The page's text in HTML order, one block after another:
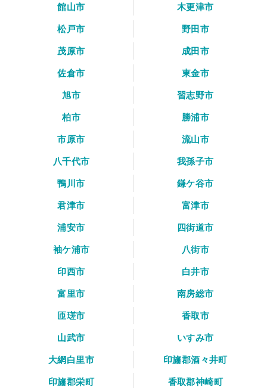
館山市
木更津市
松戸市
野田市
茂原市
成田市
佐倉市
東金市
旭市
習志野市
柏市
勝浦市
市原市
流山市
八千代市
我孫子市
鴨川市
鎌ケ谷市
君津市
富津市
浦安市
四街道市
袖ケ浦市
八街市
印西市
白井市
富里市
南房総市
匝瑳市
香取市
山武市
いすみ市
大網白里市
印旛郡酒々井町
印旛郡栄町
香取郡神崎町